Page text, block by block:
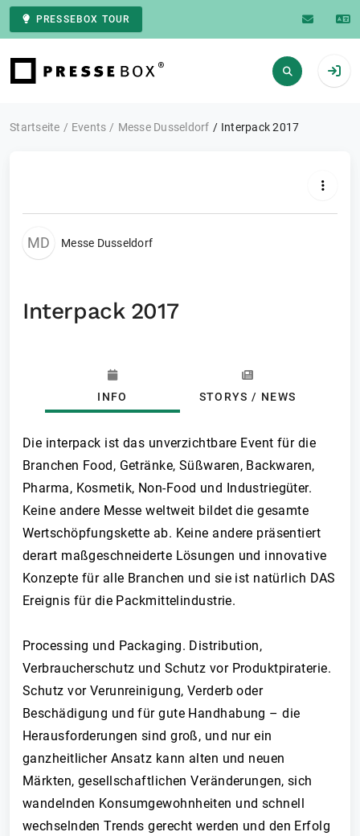
PRESSEBOX TOUR
Zur Startseite
Startseite Events Messe Dusseldorf Interpack 2017
MD Messe Dusseldorf
Interpack 2017
INFO STORYS / NEWS
Die interpack ist das unverzichtbare Event für die
Branchen Food, Getränke, Süßwaren, Backwaren,
Pharma, Kosmetik, Non-Food und Industriegüter.
Keine andere Messe weltweit bildet die gesamte
Wertschöpfungskette ab. Keine andere präsentiert
derart maßgeschneiderte Lösungen und innovative
Konzepte für alle Branchen und sie ist natürlich DAS
Ereignis für die Packmittelindustrie.
Processing und Packaging. Distribution,
Verbraucherschutz und Schutz vor Produktpiraterie.
Schutz vor Verunreinigung, Verderb oder
Beschädigung und für gute Handhabung – die
Herausforderungen sind groß, und nur ein
ganzheitlicher Ansatz kann alten und neuen
Märkten, gesellschaftlichen Veränderungen, sich
wandelnden Konsumgewohnheiten und schnell
wechselnden Trends gerecht werden und den Erfolg